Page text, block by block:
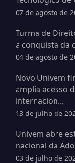
07 de agosto de
Turma de
a conquista da
04 de agosto de
Novo Univem
amplia acesso
internacion...
13 de julho de
Univem abre
nacional da
03 de julho de